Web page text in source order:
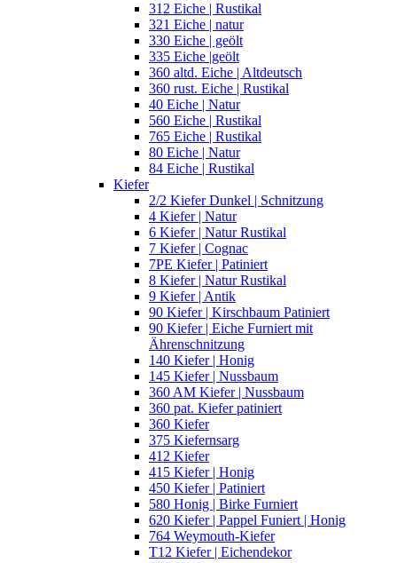
312 Eiche | Rustikal
321 Eiche | natur
330 Eiche | geölt
335 Eiche |geölt
360 altd. Eiche | Altdeutsch
360 rust. Eiche | Rustikal
40 Eiche | Natur
560 Eiche | Rustikal
765 Eiche | Rustikal
80 Eiche | Natur
84 Eiche | Rustikal
Kiefer
2/2 Kiefer Dunkel | Schnitzung
4 Kiefer | Natur
6 Kiefer | Natur Rustikal
7 Kiefer | Cognac
7PE Kiefer | Patiniert
8 Kiefer | Natur Rustikal
9 Kiefer | Antik
90 Kiefer | Kirschbaum Patiniert
90 Kiefer | Eiche Furniert mit
Ährenschnitzung
140 Kiefer | Honig
145 Kiefer | Nussbaum
360 AM Kiefer | Nussbaum
360 pat. Kiefer patiniert
360 Kiefer
375 Kiefernsarg
412 Kiefer
415 Kiefer | Honig
450 Kiefer | Patiniert
580 Honig | Birke Furniert
620 Kiefer | Pappel Funiert | Honig
764 Weymouth-Kiefer
T12 Kiefer | Eichendekor